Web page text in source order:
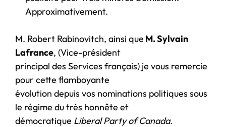
Approximativement.
M. Robert Rabinovitch, ainsi que M. Sylvain
Lafrance, (Vice-président
principal des Services français) je vous remercie
pour cette flamboyante
évolution depuis vos nominations politiques sous
le régime du très honnête et
démocratique Liberal Party of Canada.